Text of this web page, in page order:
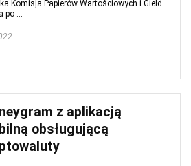
Komisja Papierów Wartościowych i Giełd
po ...
z aplikacją
obsługującą